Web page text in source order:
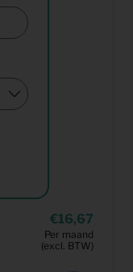
16,67
Per maand
(excl. BTW)